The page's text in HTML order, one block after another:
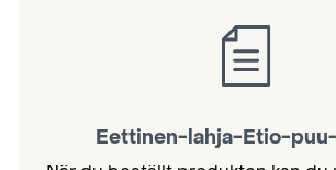
Eettinen-lahja-Etio-